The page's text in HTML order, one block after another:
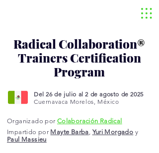
Radical Collaboration®
Trainers Certification
Program
Del 26 de julio al 2 de agosto de 2025
Cuernavaca Morelos, México
Organizado por Colaboración Radical
Impartido por Mayte Barba, Yuri Morgado y
Paul Massieu